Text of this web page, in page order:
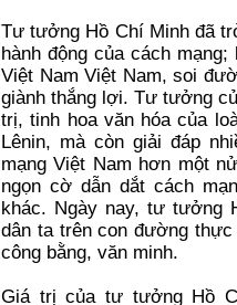
Tư tưởng Hồ Chí Minh đã
hành động của cách
Việt Nam Việt Nam, soi
giành thắng lợi. Tư tưởng
trị, tinh hoa văn hóa của
Lênin, mà còn giải đáp
mạng Việt Nam hơn một
ngọn cờ dẫn dắt cách
khác. Ngày nay, tư tưởng
dân ta trên con đường
công bằng, văn minh.
Giá trị của tư tưởng Hồ